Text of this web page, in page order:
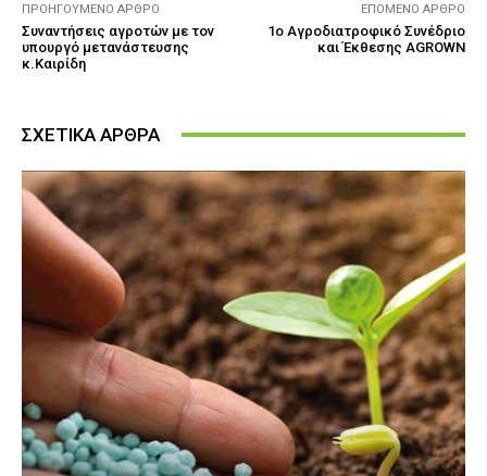
ΠΡΟΗΓΟΎΜΕΝΟ ΆΡΘΡΟ
Συναντήσεις αγροτών με τον
υπουργό μετανάστευσης
κ.Καιρίδη
ΕΠΌΜΕΝΟ ΆΡΘΡΟ
1ο Αγροδιατροφικό Συνέδριο
και Έκθεσης AGROWN
ΣΧΕΤΙΚΑ ΑΡΘΡΑ